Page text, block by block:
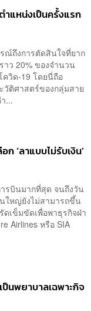
แหน่งเป็นครั้งแรก
ณ์ถึงการตัดสินใจที่ยาก
ว 20% ของจำนวน
ควิด-19 โดยนี่ถือ
วัติศาสตร์ของกลุ่มสาย
...
‘ลาแบบไม่รับเงิน’
รบินมากที่สุด จนถึงวัน
ใหญ่ยังไม่สามารถขึ้น
เข็มขัดเพื่อพาธุรกิจฝ่า
Airlines หรือ SIA
นพยาบาลเฉพาะกิจ